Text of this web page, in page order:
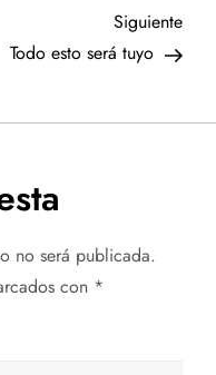
Siguiente
Todo esto será tuyo
no será publicada.
con *